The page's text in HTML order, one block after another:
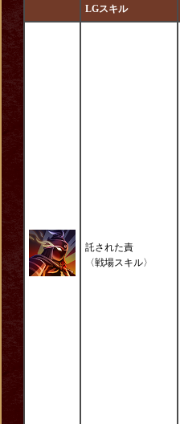
LGスキル
託された責
〈戦場スキル〉